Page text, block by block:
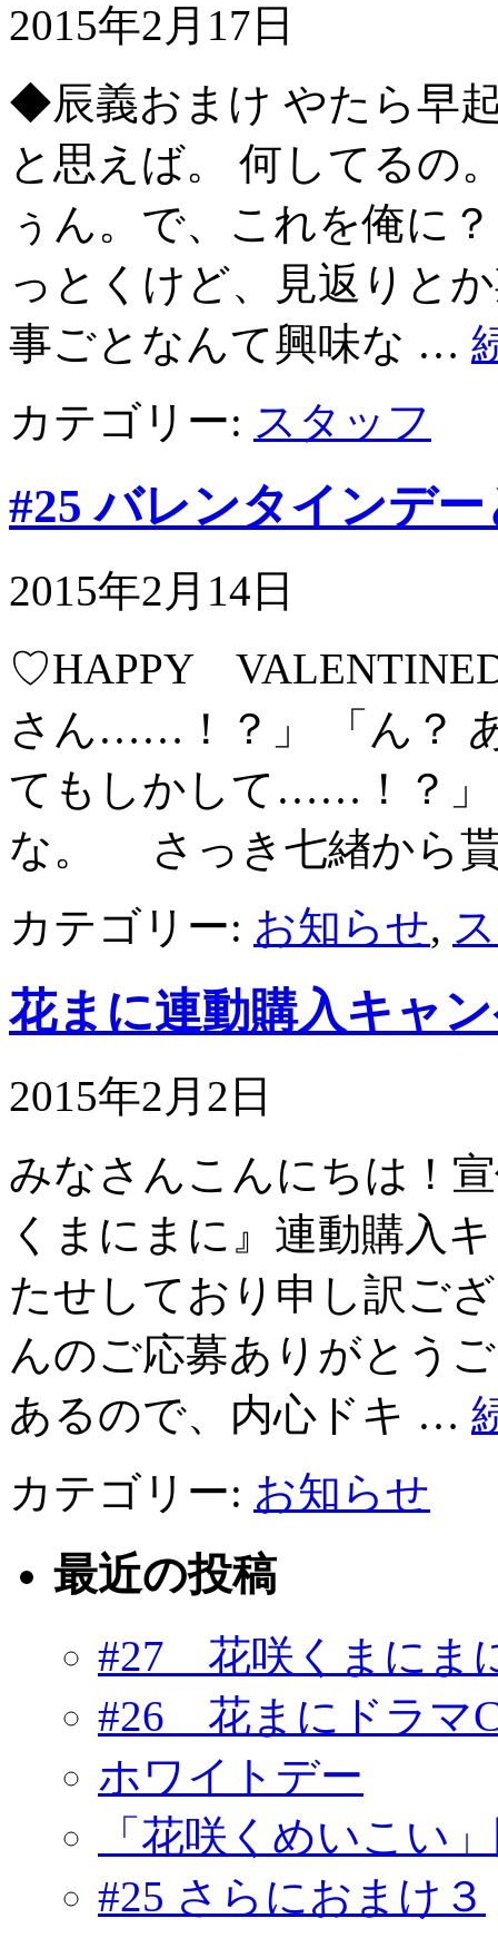
2015年2月17日
◆辰義おまけ やたら早
と思えば。 何してる
ぅん。で、これを俺に
っとくけど、見返りと
事ごとなんて興味な …
カテゴリー: スタッフ
#25 バレンタインデ
2015年2月14日
♡HAPPY
さん……！？」 「ん？
てもしかして……！？」
な。 さっき七緖から
カテゴリー: お知らせ,
花まに連動購入キャ
2015年2月2日
みなさんこんにちは！
くまにまに』連動購入
たせしており申し訳ご
んのご応募ありがとう
あるので、内心ドキ …
カテゴリー: お知らせ
最近の投稿
#27 花咲くまにま
#26 花まにドラマ
ホワイトデー
「花咲くめいこい
#25 さらにおまけ３